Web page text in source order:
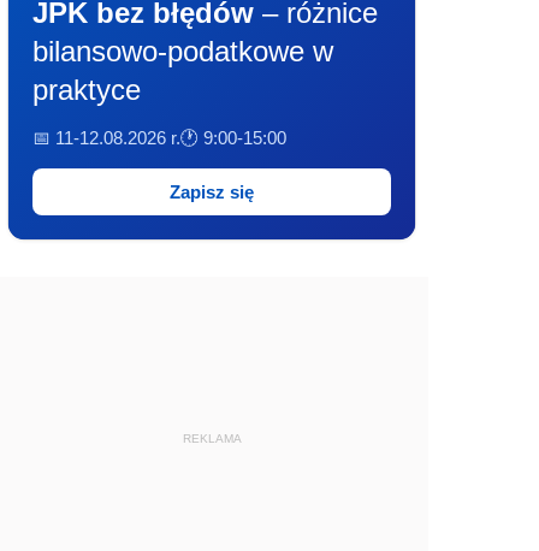
JPK bez błędów – różnice
bilansowo-podatkowe w
praktyce
📅 11-12.08.2026 r.🕐 9:00-15:00
Zapisz się
REKLAMA